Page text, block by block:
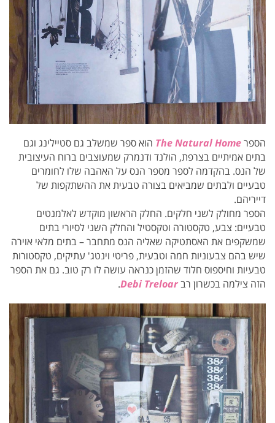
הספרThe Natural Home הוא ספר שמשלב גם סטיילינג וגם
בתים אמיתיים בצרפת, הולנד ודנמרק שמעוצבים ברוח העיצובית
של הנס. בהקדמה לספר מספר הנס על האהבה שלו לחומרים
טבעיים ולבתים שמביאים בצורה טבעית את ההשתקפות של
דייריהם.
הספר מחולק לשני חלקים. החלק הראשון מוקדש לאלמנטים
טבעיים: צבע, טקסטורה וטקסטיל והחלק השני לסיורי בתים
שמשקפים את האסתטיקה שאליה הנס מתחבר – בתים מלאי אוירה
שיש בהם צבעוניות חמה וטבעית, פריטי וינטג' עתיקים, טקסטורות
טבעיות וחיספוס חלוד שהזמן כנראה עושה לו רק טוב. גם את הספר
הזה צילמה בכשרון רבDebi Treloar
.